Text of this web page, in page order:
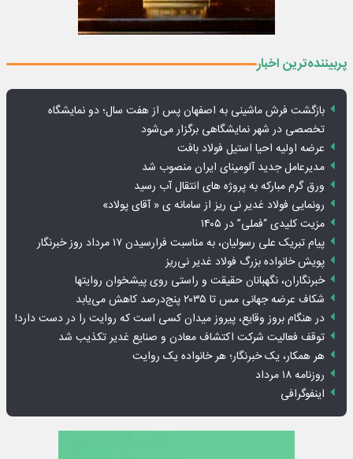
پربیننده‌ترین اخبار
بازگشت فرش ماشینی به اصفهان پس از هفت سال؛ دو نمایشگاه
تخصصی در شهر نمایشگاهی برگزار می‌شود
عرضه اولیه احیا استیل فولاد بافت
مدیرعامل جدید آلومینای ایران منصوب شد
ورق گرم مبارکه به پروژه های انتقال آب رسید
رونمایی فولاد غدیر نی ریز از سامانه ی « آقای پولاد»
مزیت کلیدی “فملی” در ۱۴۰۵
پیام تبریک علی رسولیان، به مناسبت فرارسیدن ۱۷ مرداد روز خبرنگار
پویش خانواده بزرگ فولاد غدیر نی‌ریز
خبرنگاران، نگهبانان حقیقت و راستی روی پیشخوان روایت­ها
شکاف عرضه جهانی مس تا ۲۰۳۵ پنج‌درصد کاهش می‌یابد
در هنگام بروز وقایع، پیروز میدان کسی است که روایت را در دست دارد!
توقف فعالیت شرکت اکتشاف معادن و صنایع غدیر تکذیب شد
هر همکار، یک خبرنگار؛ هر خانواده یک روایت
روزنامه ۱۸ مرداد
اینفوگرافی